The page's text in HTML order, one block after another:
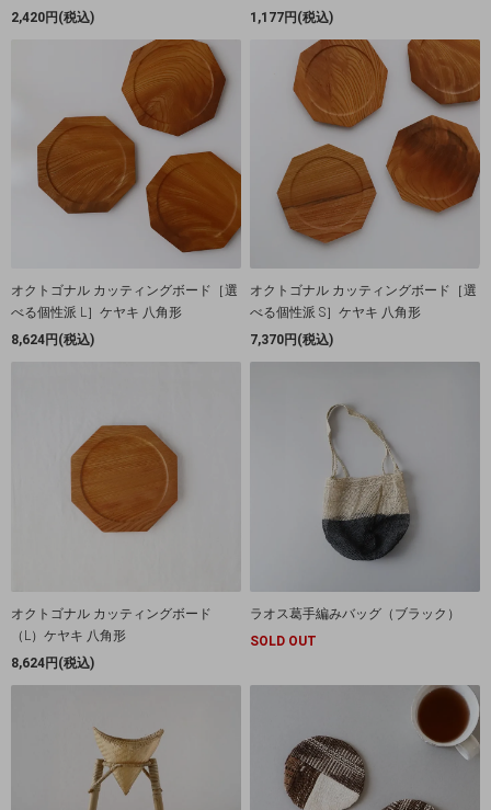
2,420円(税込)
1,177円(税込)
オクトゴナル カッティングボード［選
べる個性派 L］ケヤキ 八角形
8,624円(税込)
オクトゴナル カッティングボード［選
べる個性派 S］ケヤキ 八角形
7,370円(税込)
オクトゴナル カッティングボード
（L）ケヤキ 八角形
8,624円(税込)
ラオス葛手編みバッグ（ブラック）
SOLD OUT